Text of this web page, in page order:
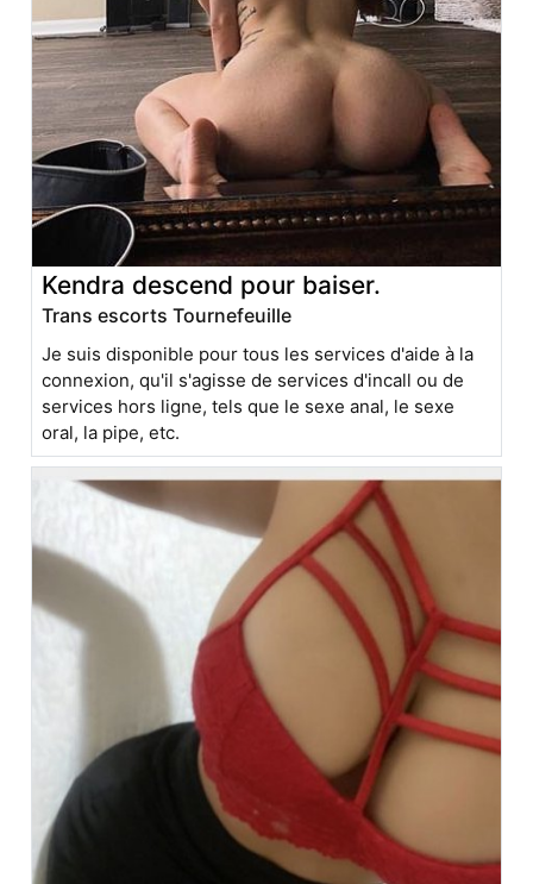
Kendra descend pour baiser.
Trans escorts Tournefeuille
Je suis disponible pour tous les services d'aide à la
connexion, qu'il s'agisse de services d'incall ou de
services hors ligne, tels que le sexe anal, le sexe
oral, la pipe, etc.